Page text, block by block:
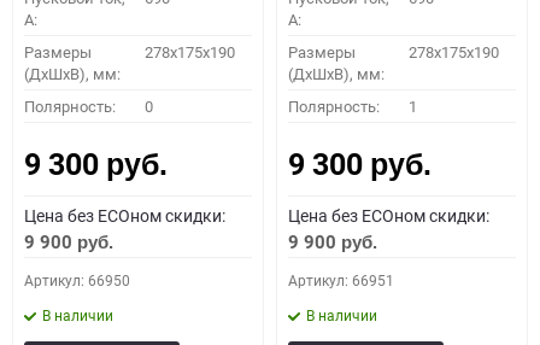
A:
Размеры
(ДхШхВ), мм:
278x175x190
Полярность: 0
9 300 руб.
Цена без ECOном скидки:
9 900 руб.
Артикул: 66950
В наличии
A:
Размеры
(ДхШхВ), мм:
278x175x190
Полярность: 1
9 300 руб.
Цена без ECOном скидки:
9 900 руб.
Артикул: 66951
В наличии